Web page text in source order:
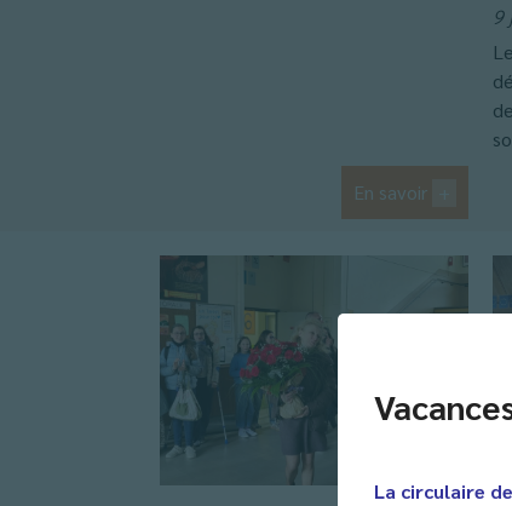
La circulaire
En savoir
9